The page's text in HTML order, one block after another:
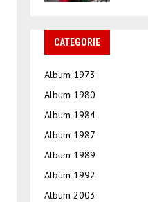
CATEGORIE
Album 1973
Album 1980
Album 1984
Album 1987
Album 1989
Album 1992
Album 2003